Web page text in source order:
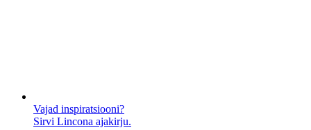
Vajad inspiratsiooni?
Sirvi Lincona ajakirju.